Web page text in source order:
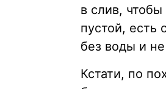
в слив, чтобы
пустой, есть
без воды и
Кстати, по